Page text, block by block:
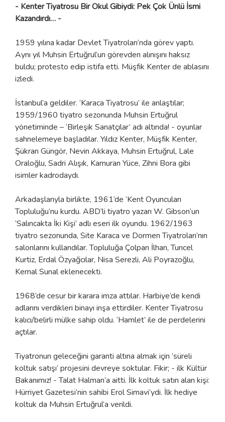
- Kenter Tiyatrosu Bir Okul Gibiydi: Pek Çok Ünlü İsmi
Kazandırdı… -
1959 yılına kadar Devlet Tiyatroları’nda görev yaptı.
Aynı yıl Muhsin Ertuğrul’un görevden alınışını haksız
buldu; protesto edip istifa etti. Müşfik Kenter de ablasını
izledi.
İstanbul’a geldiler. ‘Karaca Tiyatrosu’ ile anlaştılar;
1959/1960 tiyatro sezonunda Muhsin Ertuğrul
yönetiminde – ‘Birleşik Sanatçılar’ adı altında! - oyunlar
sahnelemeye başladılar. Yıldız Kenter, Müşfik Kenter,
Şükran Güngör, Nevin Akkaya, Muhsin Ertuğrul, Lale
Oraloğlu, Sadri Alışık, Kamuran Yüce, Zihni Bora gibi
isimler kadrodaydı.
Arkadaşlarıyla birlikte, 1961’de ‘Kent Oyuncuları
Topluluğu’nu kurdu. ABD’li tiyatro yazarı W. Gibson’un
‘Salıncakta İki Kişi’ adlı eseri ilk oyundu. 1962/1963
tiyatro sezonunda, Site Karaca ve Dormen Tiyatroları’nın
salonlarını kullandılar. Topluluğa Çolpan İlhan, Tuncel
Kurtiz, Erdal Özyağcılar, Nisa Serezli, Ali Poyrazoğlu,
Kemal Sunal eklenecekti.
1968’de cesur bir karara imza attılar. Harbiye’de kendi
adlarını verdikleri binayı inşa ettirdiler. Kenter Tiyatrosu
kalıcı/belirli mülke sahip oldu. ‘Hamlet’ ile de perdelerini
açtılar.
Tiyatronun geleceğini garanti altına almak için ‘süreli
koltuk satışı’ projesini devreye soktular. Fikir; - ilk Kültür
Bakanımız! - Talat Halman’a aitti. İlk koltuk satın alan kişi:
Hürriyet Gazetesi’nin sahibi Erol Simavi’ydi. İlk hediye
koltuk da Muhsin Ertuğrul’a verildi.